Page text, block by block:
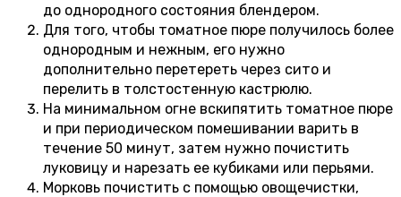
до однородного состояния блендером.
Для того, чтобы томатное пюре получилось более
однородным и нежным, его нужно
дополнительно перетереть через сито и
перелить в толстостенную кастрюлю.
На минимальном огне вскипятить томатное пюре
и при периодическом помешивании варить в
течение 50 минут, затем нужно почистить
луковицу и нарезать ее кубиками или перьями.
Морковь почистить с помощью овощечистки,